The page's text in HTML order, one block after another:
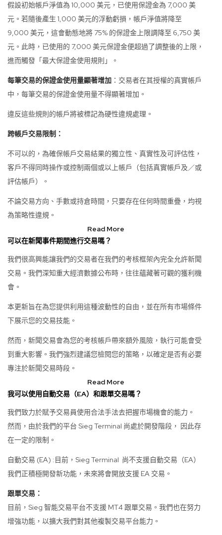
假設初始帳戶淨值為 10,000 美元，已使用保證金為 7,000 美
元。若隨後產生 1,000 美元的浮動虧損，帳戶淨值將降至
9,000 美元，這會動態地將 75% 的保證金上限調降至 6,750 美
元。此時，已使用的 7,000 美元保證金便超過了調整後的上限，
進而觸發「最大保證金使用規則」。
每筆交易的保證金使用量顯著增加 ：交易者在其授權的真實帳戶
中，每筆交易的保證金使用量不得顯著增加。
違反這些規則的帳戶將被標記為硬性違規處理。
跨帳戶交易限制：
不可以的，為確保帳戶交易結果的獨立性、真實性及可評估性，
客戶不得同時操作或控制兩個或以上帳戶（包括真實帳戶及／或
評估帳戶）。
不論交易方向、手數或持倉時間，只要存在任何時間重疊，均視
為策略性違規。
Read More
可以在新聞事件期間進行交易嗎？
我們很高興能讓我們的交易者在我們的考核框架內完全允許新聞
交易。我們深知重大經濟數據公布時，往往蘊藏著可觀的獲利機
會。
本更新旨在為您提供利用這種波動性的自由，並在所有市場條件
下展示您的交易技能。
然而，新聞交易會為您的考核帳戶帶來額外風險，執行可能會受
到重大影響。我們強烈建議您檢閱您的策略，以確定是否有必要
專注於新聞交易時段。
Read More
我可以使用自動交易（EA）和跟單交易嗎？
我們致力於賦予交易員使用合法手法去把握市場機會的能力。
然而，由於我們的平台 Sieg Terminal 尚處於開發階段， 因此存
在一定的限制。
自動交易 (EA) :目前，Sieg Terminal 尚不支援自動交易（EA）
我們正積極開發新功能，未來將會開放支援 EA 交易。
跟單交易：
目前，Sieg 智能交易平台不支援 MT4 跟單交易。我們也在努力
增強功能，以擴大我們對其他複製交易平台能力。